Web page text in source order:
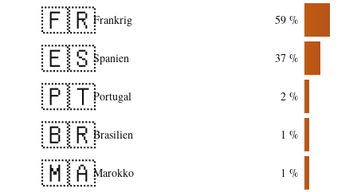
🇫🇷Frankrig 59 %
🇪🇸Spanien 37 %
🇵🇹Portugal 2 %
🇧🇷Brasilien 1 %
🇲🇦Marokko 1 %